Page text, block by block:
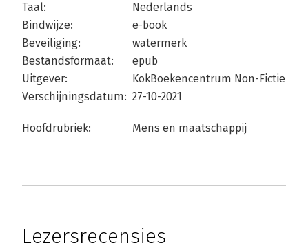
Taal:
Nederlands
Bindwijze:
e-book
Beveiliging:
watermerk
Bestandsformaat:
epub
Uitgever:
KokBoekencentrum Non-Fictie
Verschijningsdatum: 27-10-2021
Hoofdrubriek: Mens en maatschappij
Lezersrecensies